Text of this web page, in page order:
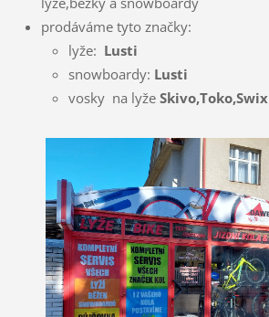
prodáváme tyto značky:
lyže: Lusti
snowboardy: Lusti
vosky na lyže Skivo,Toko,Swix